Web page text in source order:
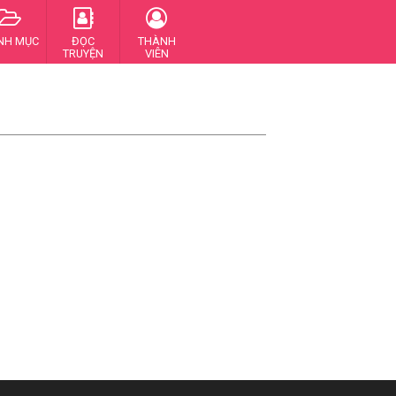
MỤC
ĐỌC
TRUYỆN
THÀNH
VIÊN